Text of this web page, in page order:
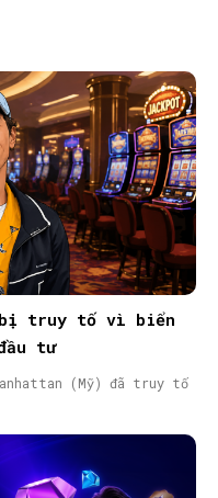
bị truy tố vì biển
tư
(Mỹ) đã truy tố